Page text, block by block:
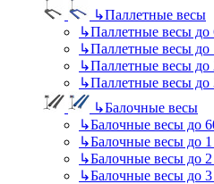
↳Паллетные весы
↳Паллетные весы до
↳Паллетные весы до
↳Паллетные весы до
↳Паллетные весы до
↳Балочные весы
↳Балочные весы до
↳Балочные весы до 1
↳Балочные весы до 2
↳Балочные весы до 3